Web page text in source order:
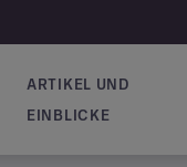
ARTIKEL UND
EINBLICKE